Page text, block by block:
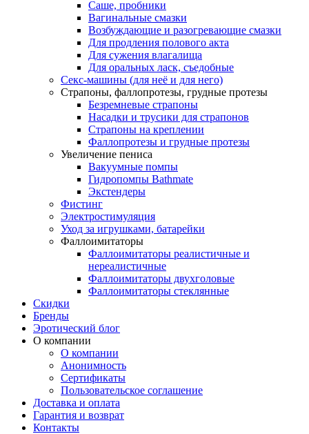
Саше, пробники
Вагинальные смазки
Возбуждающие и разогревающие смазки
Для продления полового акта
Для сужения влагалища
Для оральных ласк, съедобные
Секс-машины (для неё и для него)
Страпоны, фаллопротезы, грудные протезы
Безремневые страпоны
Насадки и трусики для страпонов
Страпоны на креплении
Фаллопротезы и грудные протезы
Увеличение пениса
Вакуумные помпы
Гидропомпы Bathmate
Экстендеры
Фистинг
Электростимуляция
Уход за игрушками, батарейки
Фаллоимитаторы
Фаллоимитаторы реалистичные и
нереалистичные
Фаллоимитаторы двухголовые
Фаллоимитаторы стеклянные
Скидки
Бренды
Эротический блог
О компании
О компании
Анонимность
Сертификаты
Пользовательское соглашение
Доставка и оплата
Гарантия и возврат
Контакты